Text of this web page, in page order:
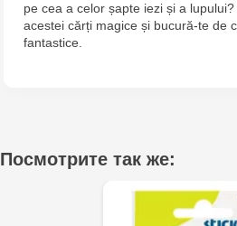
Multistore Soroca - bd.
pe cea a celor șapte iezi și a
acestei cărți magice și bucură-te de
fantastice.
Посмотрите так же: